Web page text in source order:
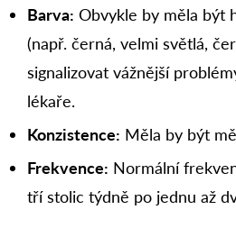
Barva: Obvykle by měla být
(např. černá, velmi světlá,
signalizovat vážnější
lékaře.
Konzistence: Měla by být
Frekvence: Normální
tří stolic týdně po jednu až